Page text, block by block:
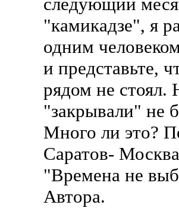
"камикадзе", я
одним
и представьте,
рядом не стоял.
"закрывали" не
Много ли это?
Саратов-
"Времена не
Автора.